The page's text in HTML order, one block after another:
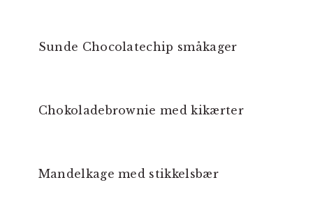
Sunde Chocolatechip småkager
Chokoladebrownie med kikærter
Mandelkage med stikkelsbær